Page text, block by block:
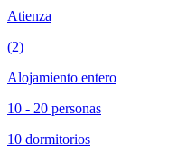
Atienza
(2)
Alojamiento entero
10 - 20 personas
10 dormitorios